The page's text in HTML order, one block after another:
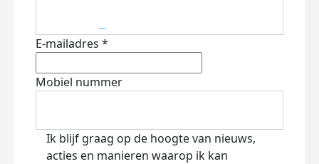
E-mailadres *
Mobiel nummer
Ik blijf graag op de hoogte van nieuws,
acties en manieren waarop ik kan